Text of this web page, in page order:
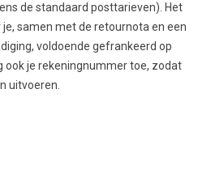
de standaard posttarieven). Het
samen met de retournota en een
voldoende gefrankeerd op
ook je rekeningnummer toe, zodat
uitvoeren.